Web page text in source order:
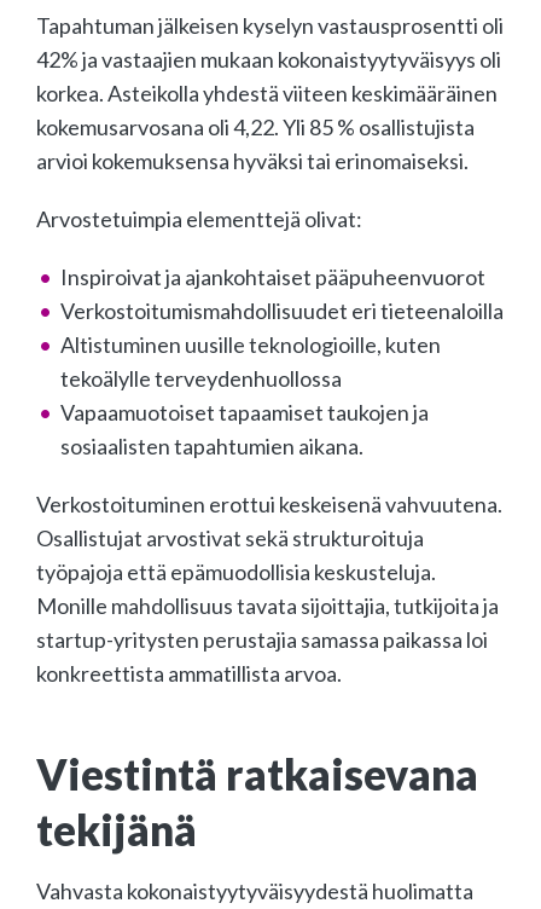
Tapahtuman jälkeisen kyselyn vastausprosentti oli
42% ja vastaajien mukaan kokonaistyytyväisyys oli
korkea. Asteikolla yhdestä viiteen keskimääräinen
kokemusarvosana oli 4,22. Yli 85 % osallistujista
arvioi kokemuksensa hyväksi tai erinomaiseksi.
Arvostetuimpia elementtejä olivat:
Inspiroivat ja ajankohtaiset pääpuheenvuorot
Verkostoitumismahdollisuudet eri tieteenaloilla
Altistuminen uusille teknologioille, kuten
tekoälylle terveydenhuollossa
Vapaamuotoiset tapaamiset taukojen ja
sosiaalisten tapahtumien aikana.
Verkostoituminen erottui keskeisenä vahvuutena.
Osallistujat arvostivat sekä strukturoituja
työpajoja että epämuodollisia keskusteluja.
Monille mahdollisuus tavata sijoittajia, tutkijoita ja
startup-yritysten perustajia samassa paikassa loi
konkreettista ammatillista arvoa.
Viestintä ratkaisevana
tekijänä
Vahvasta kokonaistyytyväisyydestä huolimatta